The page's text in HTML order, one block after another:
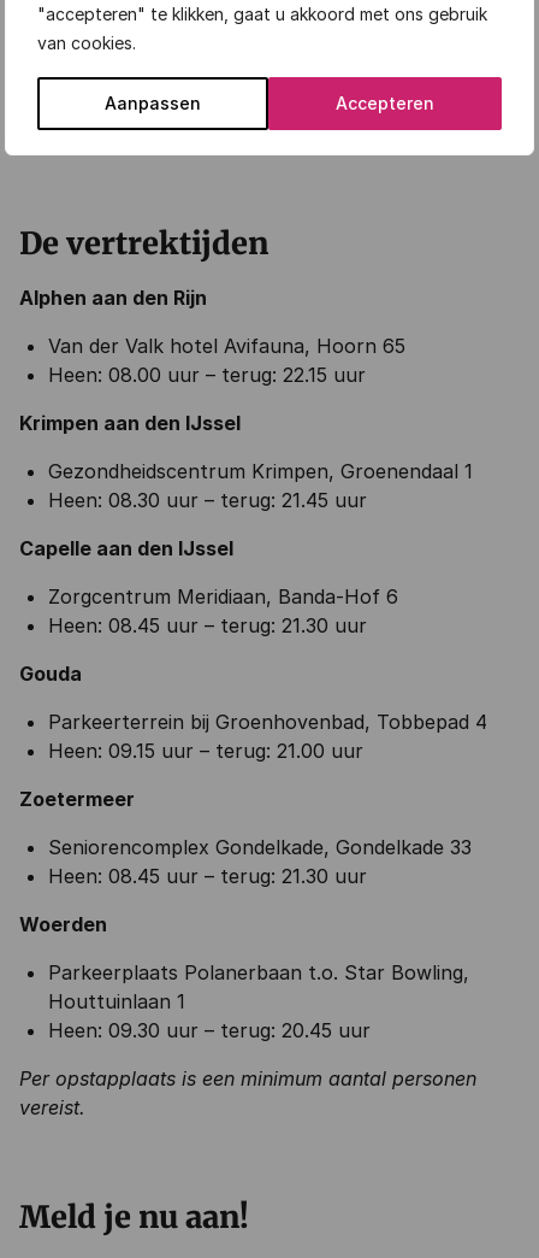
"accepteren" te klikken, gaat u akkoord met ons gebruik
van cookies.
Aanpassen Accepteren
Prijzen:
Vierstroom leden: €79 per persoon
Niet Vierstroom leden: €89 per persoon
Reserveringskosten: €5 per persoon
De vertrektijden
Alphen aan den Rijn
Van der Valk hotel Avifauna, Hoorn 65
Heen: 08.00 uur – terug: 22.15 uur
Krimpen aan den IJssel
Gezondheidscentrum Krimpen, Groenendaal 1
Heen: 08.30 uur – terug: 21.45 uur
Capelle aan den IJssel
Zorgcentrum Meridiaan, Banda-Hof 6
Heen: 08.45 uur – terug: 21.30 uur
Gouda
Parkeerterrein bij Groenhovenbad, Tobbepad 4
Heen: 09.15 uur – terug: 21.00 uur
Zoetermeer
Seniorencomplex Gondelkade, Gondelkade 33
Heen: 08.45 uur – terug: 21.30 uur
Woerden
Parkeerplaats Polanerbaan t.o. Star Bowling,
Houttuinlaan 1
Heen: 09.30 uur – terug: 20.45 uur
Per opstapplaats is een minimum aantal personen
vereist.
Meld je nu aan!